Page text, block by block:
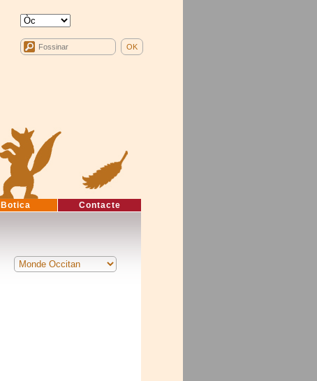
Botica Contacte